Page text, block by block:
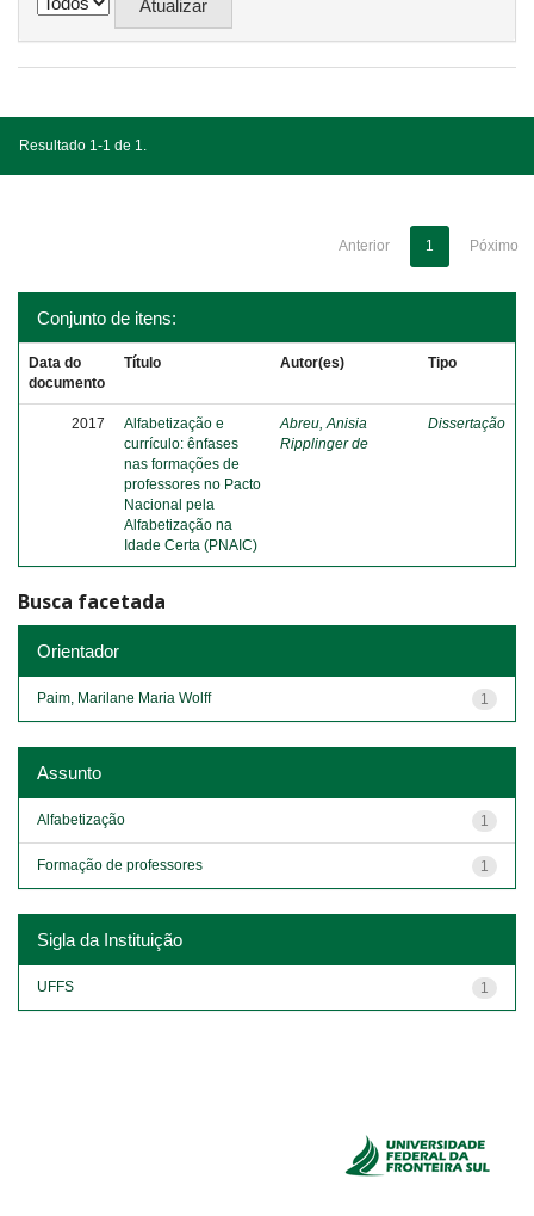
Resultado 1-1 de 1.
Anterior 1 Póximo
Conjunto de itens:
Data do
documento
Título Autor(es) Tipo
2017
Alfabetização e
currículo: ênfases
nas formações de
professores no Pacto
Nacional pela
Alfabetização na
Idade Certa (PNAIC)
Abreu, Anisia
Ripplinger de
Dissertação
Busca facetada
Orientador
1
Paim, Marilane Maria Wolff
Assunto
1
Alfabetização
1
Formação de professores
Sigla da Instituição
1
UFFS